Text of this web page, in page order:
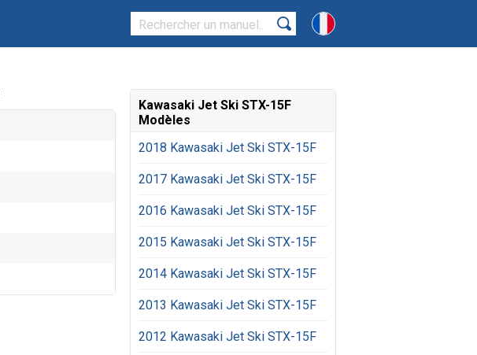
Kawasaki Jet Ski STX-15F
Modèles
2018 Kawasaki Jet Ski STX-15F
2017 Kawasaki Jet Ski STX-15F
2016 Kawasaki Jet Ski STX-15F
2015 Kawasaki Jet Ski STX-15F
2014 Kawasaki Jet Ski STX-15F
2013 Kawasaki Jet Ski STX-15F
2012 Kawasaki Jet Ski STX-15F